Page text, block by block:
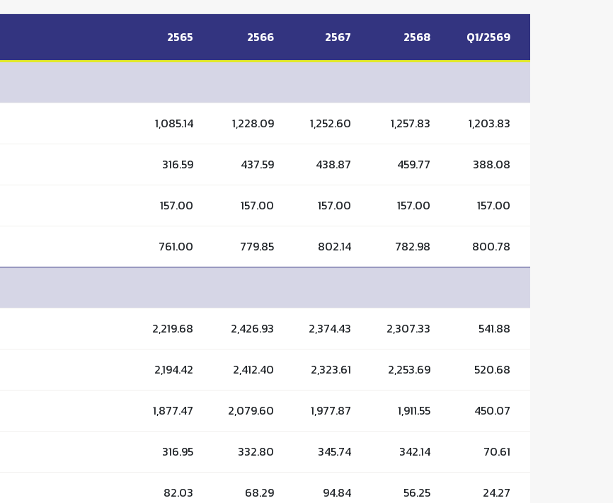
2565 2566 2567 2568 Q1/2569
1,085.14 1,228.09 1,252.60 1,257.83 1,203.83
316.59 437.59 438.87 459.77 388.08
157.00 157.00 157.00 157.00 157.00
761.00 779.85 802.14 782.98 800.78
2,219.68 2,426.93 2,374.43 2,307.33 541.88
2,194.42 2,412.40 2,323.61 2,253.69 520.68
1,877.47 2,079.60 1,977.87 1,911.55 450.07
316.95 332.80 345.74 342.14 70.61
82.03 68.29 94.84 56.25 24.27